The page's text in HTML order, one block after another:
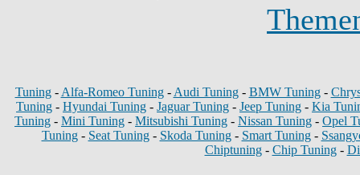
Tuning- Alfa-Romeo Tuning- Audi Tuning- BMW Tuning-
Tuning - Hyundai Tuning - Jaguar Tuning - Jeep Tuning - Kia
Tuning - Mini Tuning - Mitsubishi Tuning - Nissan Tuning - Opel
Tuning- Seat Tuning- Skoda Tuning- Smart Tuning-
Chiptuning- Chip Tuning-